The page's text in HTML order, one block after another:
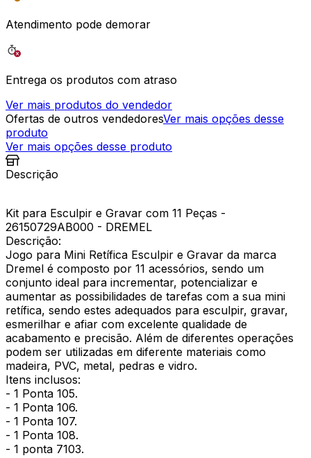
Atendimento pode demorar
Entrega os produtos com atraso
Ver mais produtos do vendedor
Ofertas de outros vendedoresVer mais opções desse
produto
Ver mais opções desse produto
Descrição
Kit para Esculpir e Gravar com 11 Peças -
26150729AB000 - DREMEL
Descrição:
Jogo para Mini Retífica Esculpir e Gravar da marca
Dremel é composto por 11 acessórios, sendo um
conjunto ideal para incrementar, potencializar e
aumentar as possibilidades de tarefas com a sua mini
retífica, sendo estes adequados para esculpir, gravar,
esmerilhar e afiar com excelente qualidade de
acabamento e precisão. Além de diferentes operações
podem ser utilizadas em diferente materiais como
madeira, PVC, metal, pedras e vidro.
Itens inclusos:
- 1 Ponta 105.
- 1 Ponta 106.
- 1 Ponta 107.
- 1 Ponta 108.
- 1 ponta 7103.